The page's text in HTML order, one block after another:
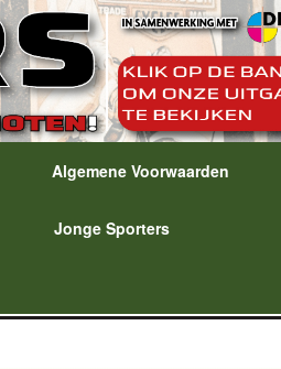
Algemene Voorwaarden
Jonge Sporters